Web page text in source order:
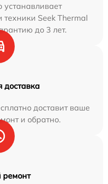
Seek Thermal
до 3 лет.
доставка
доставит ваше
и обратно.